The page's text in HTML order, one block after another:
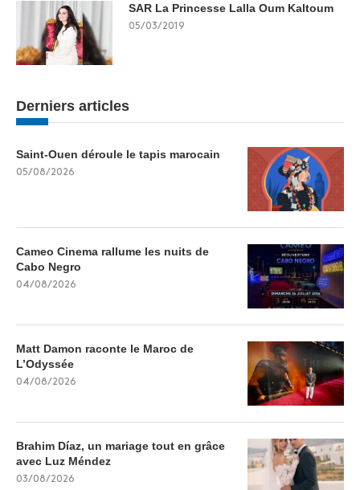
SAR La Princesse Lalla Oum Kaltoum
05/03/2019
Derniers articles
Saint-Ouen déroule le tapis marocain
05/08/2026
Cameo Cinema rallume les nuits de
Cabo Negro
04/08/2026
Matt Damon raconte le Maroc de
L’Odyssée
04/08/2026
Brahim Díaz, un mariage tout en grâce
avec Luz Méndez
03/08/2026